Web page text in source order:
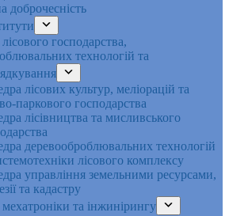
доброчесність
господарства,
технологій та
лісових культур, меліорацій та
паркового господарства
лісівництва та мисливського
деревооброблювальних технологій
лісового комплексу
управління земельними ресурсами,
та кадастру
та інжинірингу